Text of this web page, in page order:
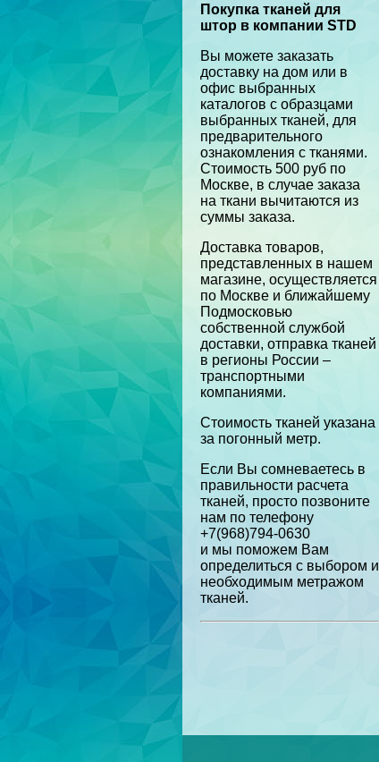
Покупка тканей для
штор в компании STD
Вы можете заказать
доставку на дом или в
офис выбранных
каталогов с образцами
выбранных тканей, для
предварительного
ознакомления с тканями.
Стоимость 500 руб по
Москве, в случае заказа
на ткани вычитаются из
суммы заказа.
Доставка товаров,
представленных в нашем
магазине, осуществляется
по Москве и ближайшему
Подмосковью
собственной службой
доставки, отправка тканей
в регионы России –
транспортными
компаниями.
Стоимость тканей указана
за погонный метр.
Если Вы сомневаетесь в
правильности расчета
тканей, просто позвоните
нам по телефону
+7(968)794-0630
и мы поможем Вам
определиться с выбором и
необходимым метражом
тканей.